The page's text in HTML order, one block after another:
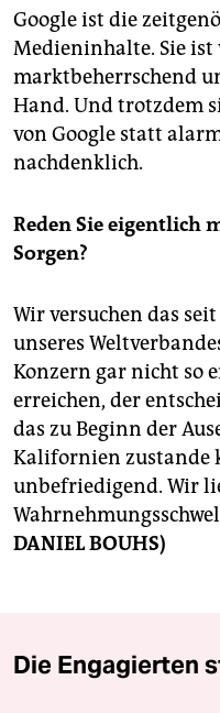
Google ist die
Medieninhalte. Sie
marktbeherrschend
Hand. Und trotzdem
von Google statt
nachdenklich.
Reden Sie eigentlich
Sorgen?
Wir versuchen das
unseres
Konzern gar nicht so
erreichen, der
das zu Beginn der
Kalifornien zustande
unbefriedigend. Wir
DANIEL BOUHS)
Die Engagierten